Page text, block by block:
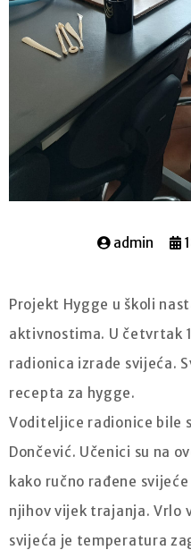
admin
Projekt Hygge u školi
aktivnostima. U četvrtak
radionica izrade svijeća.
recepta za hygge.
Voditeljice radionice bile
Dončević. Učenici su na
kako ručno rađene
njihov vijek trajanja. Vrlo
svijeća je temperatura